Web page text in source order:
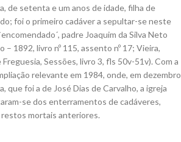
de setenta e um anos de idade, filha de
foi o primeiro cadáver a sepultar-se neste
padre Joaquim da Silva Neto
1892, livro nº 115, assento nº 17; Vieira,
Sessões, livro 3, fls 50v-51v). Com a
relevante em 1984, onde, em dezembro
que foi a de José Dias de Carvalho, a igreja
se dos enterramentos de cadáveres,
mortais anteriores.